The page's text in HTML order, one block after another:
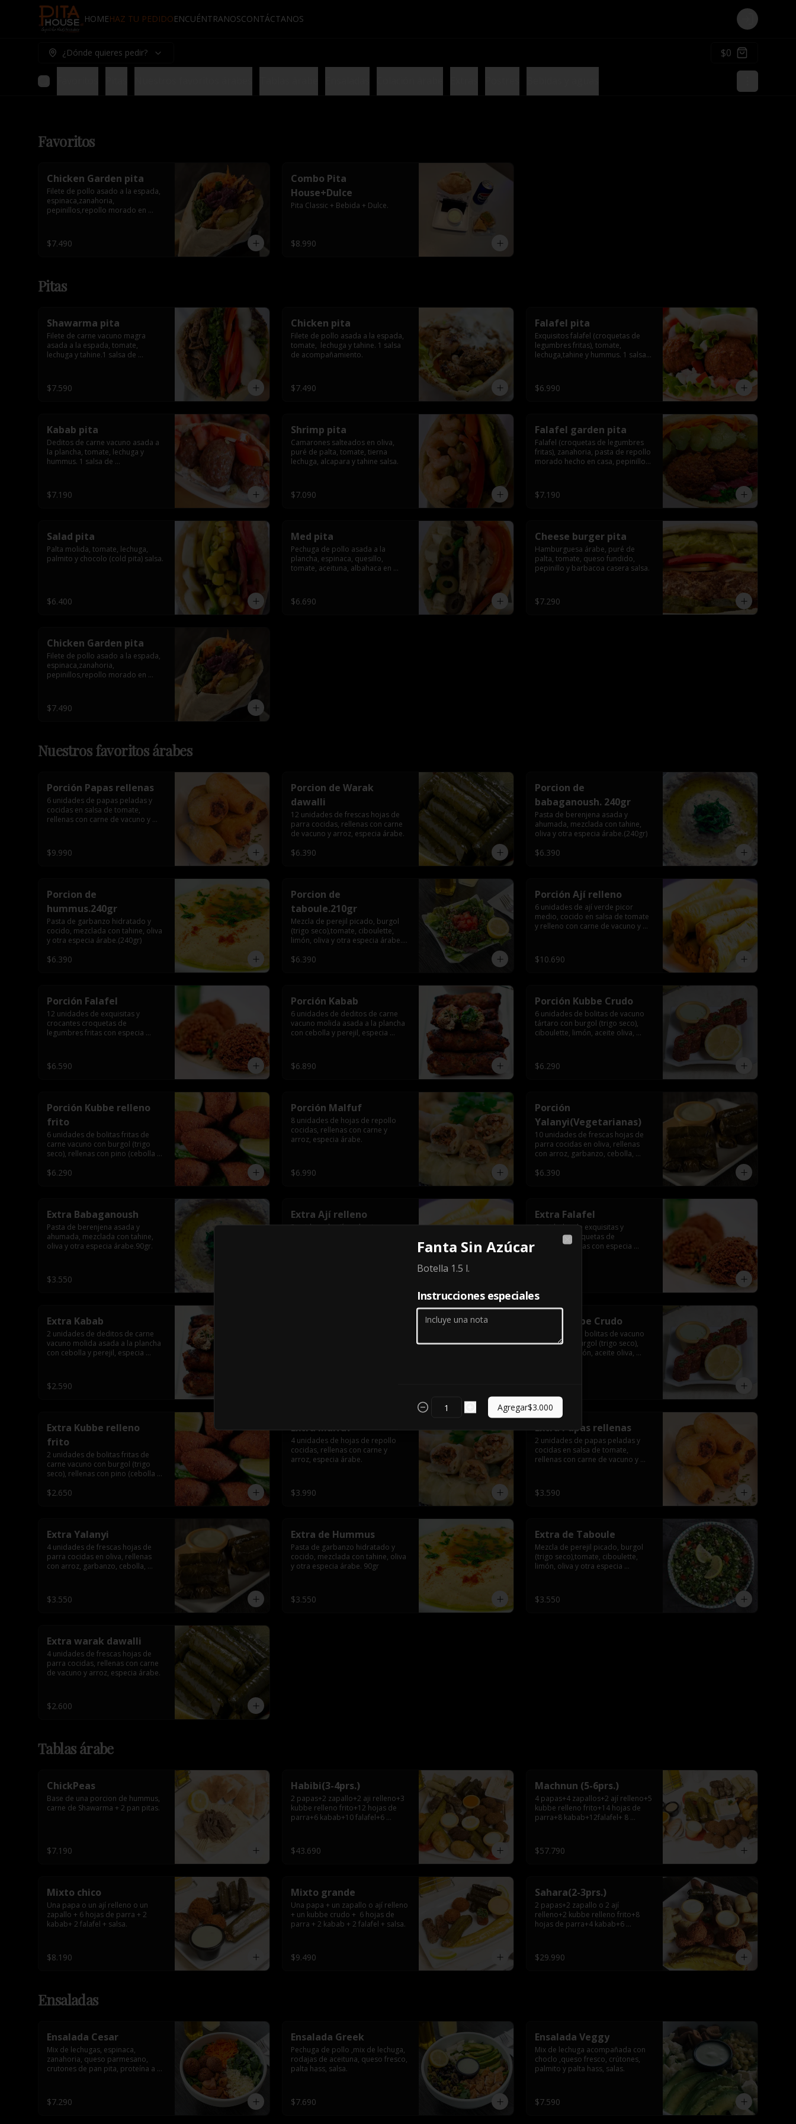
HOMEHAZ TU PEDIDOENCUÉNTRANOSCONTÁCTANOS Login
¿Dónde quieres pedir? $0
Favoritos
Chicken Garden pita
Filete de pollo asado a la espada,
espinaca,zanahoria,
pepinillos,repollo morado en
$7.490
Combo Pita
House+Dulce
Pita Classic + Bebida + Dulce.
$8.990
Pitas
Shawarma pita
Filete de carne vacuno magra
asada a la espada, tomate,
lechuga y tahine.1 salsa de
$7.590
Chicken pita
Filete de pollo asada a la espada,
tomate,  lechuga y tahine. 1 salsa
de acompañamiento.
$7.490
Falafel pita
Exquisitos falafel (croquetas de
legumbres fritas), tomate,
lechuga,tahine y hummus. 1 salsa
$6.990
Kabab pita
Deditos de carne vacuno asada a
la plancha, tomate, lechuga y
hummus. 1 salsa de
$7.190
Shrimp pita
Camarones salteados en oliva,
puré de palta, tomate, tierna
lechuga, alcapara y tahine salsa.
$7.090
Falafel garden pita
Falafel (croquetas de legumbres
fritas), zanahoria, pasta de repollo
morado hecho en casa, pepinillo,
$7.190
Salad pita
Palta molida, tomate, lechuga,
palmito y chocolo (cold pita) salsa.
$6.400
Med pita
Pechuga de pollo asada a la
plancha, espinaca, quesillo,
tomate, aceituna, albahaca en
$6.690
Cheese burger pita
Hamburguesa árabe, puré de
palta, tomate, queso fundido,
pepinillo y barbacoa casera salsa.
$7.290
Chicken Garden pita
Filete de pollo asado a la espada,
espinaca,zanahoria,
pepinillos,repollo morado en
$7.490
Nuestros favoritos árabes
Porción Papas rellenas
6 unidades de papas peladas y
cocidas en salsa de tomate,
rellenas con carne de vacuno y
$9.990
Porcion de Warak
dawalli
12 unidades de frescas hojas de
parra cocidas, rellenas con carne
de vacuno y arroz, especia árabe.
$6.390
Porcion de
babaganoush. 240gr
Pasta de berenjena asada y
ahumada, mezclada con tahine,
oliva y otra especia árabe.(240gr)
$6.390
Porcion de
hummus.240gr
Pasta de garbanzo hidratado y
cocido, mezclada con tahine, oliva
y otra especia árabe.(240gr)
$6.390
Porcion de
taboule.210gr
Mezcla de perejil picado, burgol
(trigo seco),tomate, ciboulette,
limón, oliva y otra especia árabe.
$6.390
Porción Ají relleno
6 unidades de ají verde picor
medio, cocido en salsa de tomate
y relleno con carne de vacuno y
$10.690
Porción Falafel
12 unidades de exquisitas y
crocantes croquetas de
legumbres fritas con especia
$6.590
Porción Kabab
6 unidades de deditos de carne
vacuno molida asada a la plancha
con cebolla y perejil, especia
$6.890
Porción Kubbe Crudo
6 unidades de bolitas de vacuno
tártaro con burgol (trigo seco),
ciboulette, limón, aceite oliva,
$6.290
Porción Kubbe relleno
frito
6 unidades de bolitas fritas de
carne vacuno con burgol (trigo
seco), rellenas con pino (cebolla y
$6.290
Porción Malfuf
8 unidades de hojas de repollo
cocidas, rellenas con carne y
arroz, especia árabe.
$6.990
Porción
Yalanyi(Vegetarianas)
10 unidades de frescas hojas de
parra cocidas en oliva, rellenas
con arroz, garbanzo, cebolla,
$6.390
Extra Babaganoush
Pasta de berenjena asada y
ahumada, mezclada con tahine,
oliva y otra especia árabe.90gr.
$3.550
Extra Ají relleno
2 unidaes de ají verde picor
Extra Falafel
6 unidades de exquisitas y
crocantes croquetas de
legumbres fritas con especia
Extra Kabab
2 unidades de deditos de carne
vacuno molida asada a la plancha
con cebolla y perejil, especia
$2.590
Extra Kubbe Crudo
2 unidades de bolitas de vacuno
tártaro con burgol (trigo seco),
ciboulette, limón, aceite oliva,
Extra Kubbe relleno
frito
2 unidades de bolitas fritas de
carne vacuno con burgol (trigo
seco), rellenas con pino (cebolla y
$2.650
Extra Malfuf
4 unidades de hojas de repollo
cocidas, rellenas con carne y
arroz, especia árabe.
$3.990
Extra Papas rellenas
2 unidades de papas peladas y
cocidas en salsa de tomate,
rellenas con carne de vacuno y
$3.590
Extra Yalanyi
4 unidades de frescas hojas de
parra cocidas en oliva, rellenas
con arroz, garbanzo, cebolla,
$3.550
Extra de Hummus
Pasta de garbanzo hidratado y
cocido, mezclada con tahine, oliva
y otra especia árabe. 90gr
$3.550
Extra de Taboule
Mezcla de perejil picado, burgol
(trigo seco),tomate, ciboulette,
limón, oliva y otra especia
$3.550
Extra warak dawalli
4 unidades de frescas hojas de
parra cocidas, rellenas con carne
de vacuno y arroz, especia árabe.
$2.600
Tablas árabe
ChickPeas
Base de una porcion de hummus,
carne de Shawarma + 2 pan pitas.
$7.190
Habibi(3-4prs.)
2 papas+2 zapallo+2 aji relleno+3
kubbe relleno frito+12 hojas de
parra+6 kabab+10 falafel+6
$43.690
Machnun (5-6prs.)
4 papas+4 zapallos+2 ají relleno+5
kubbe relleno frito+14 hojas de
parra+8 kabab+12falafel+ 8
$57.790
Mixto chico
Una papa o un ají relleno o un
zapallo + 6 hojas de parra + 2
kabab+ 2 falafel + salsa.
$8.190
Mixto grande
Una papa + un zapallo o ají relleno
+ un kubbe crudo +  6 hojas de
parra + 2 kabab + 2 falafel + salsa.
$9.490
Sahara(2-3prs.)
2 papas+2 zapallo o 2 ají
relleno+2 kubbe relleno frito+8
hojas de parra+4 kabab+6
$29.990
Ensaladas
Ensalada Cesar
Mix de lechugas, espinaca,
zanahoria, queso parmesano,
crutones de pan pita, proteína a
$7.290
Ensalada Greek
Pechuga de pollo ,mix de lechuga,
rodajas de aceituna, queso fresco,
palta hass, salsa.
$7.690
Ensalada Veggy
Mix de lechuga acompañada con
choclo ,queso fresco, crútones,
palmito y palta hass, salas.
$7.590
Fanta Sin Azúcar
Botella 1.5 l.
Instrucciones especiales
Agregar$3.000
Close